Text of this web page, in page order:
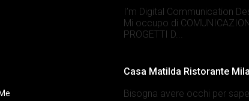
I’m Digital Communication
Mi occupo di
PROGETTI D...
Casa Matilda Ristorante
Bisogna avere occhi per